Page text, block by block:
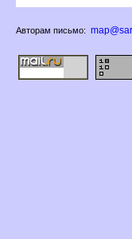
Авторам письмо: